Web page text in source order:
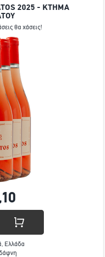
2025 - ΚΤΗΜΑ
θα χάσεις!
10
Ελλάδα